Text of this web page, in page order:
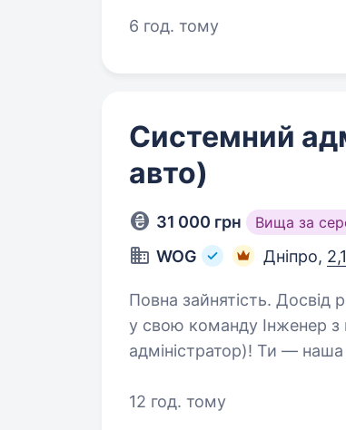
6 год. тому
Системний
авто)
31 000 грн Вища за
WOG Дніпро,
Повна зайнятість. Досвід
у свою команду Інженер
адміністратор)! Ти — наша людина, якщо: Маєш досвід адмінстрування
мережевого…
12 год. тому